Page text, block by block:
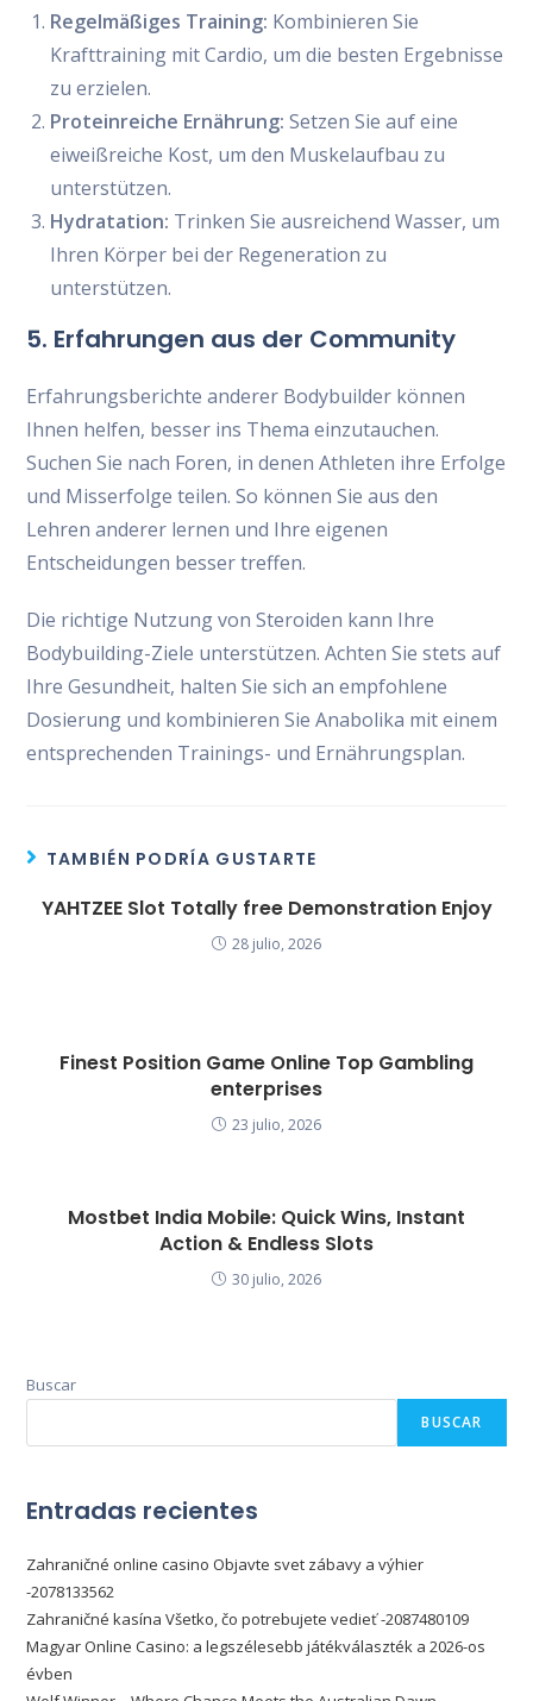
Regelmäßiges Training: Kombinieren Sie
Krafttraining mit Cardio, um die besten Ergebnisse
zu erzielen.
Proteinreiche Ernährung: Setzen Sie auf eine
eiweißreiche Kost, um den Muskelaufbau zu
unterstützen.
Hydratation: Trinken Sie ausreichend Wasser, um
Ihren Körper bei der Regeneration zu
unterstützen.
5. Erfahrungen aus der Community
Erfahrungsberichte anderer Bodybuilder können
Ihnen helfen, besser ins Thema einzutauchen.
Suchen Sie nach Foren, in denen Athleten ihre Erfolge
und Misserfolge teilen. So können Sie aus den
Lehren anderer lernen und Ihre eigenen
Entscheidungen besser treffen.
Die richtige Nutzung von Steroiden kann Ihre
Bodybuilding-Ziele unterstützen. Achten Sie stets auf
Ihre Gesundheit, halten Sie sich an empfohlene
Dosierung und kombinieren Sie Anabolika mit einem
entsprechenden Trainings- und Ernährungsplan.
TAMBIÉN PODRÍA GUSTARTE
YAHTZEE Slot Totally free Demonstration Enjoy
28 julio, 2026
Finest Position Game Online Top Gambling
enterprises
23 julio, 2026
Mostbet India Mobile: Quick Wins, Instant
Action & Endless Slots
30 julio, 2026
Buscar
BUSCAR
Entradas recientes
Zahraničné online casino Objavte svet zábavy a výhier
-2078133562
Zahraničné kasína Všetko, čo potrebujete vedieť -2087480109
Magyar Online Casino: a legszélesebb játékválaszték a 2026-os
évben